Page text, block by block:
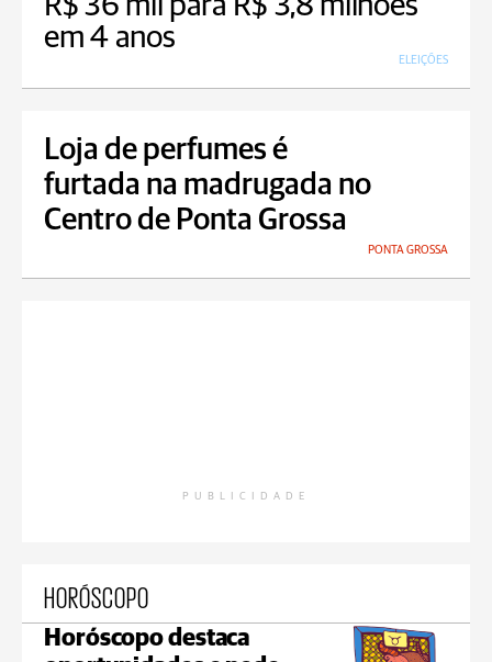
em 4 anos
ELEIÇÕES
Loja de perfumes é
furtada na madrugada no
Centro de Ponta Grossa
PONTA GROSSA
PUBLICIDADE
HORÓSCOPO
Horóscopo destaca